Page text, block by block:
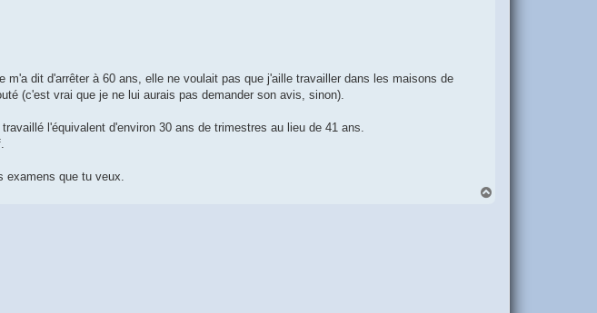
dit d'arrêter à 60 ans, elle ne voulait pas que j'aille travailler dans les maisons de
(c'est vrai que je ne lui aurais pas demander son avis, sinon).
l'équivalent d'environ 30 ans de trimestres au lieu de 41 ans.
examens que tu veux.